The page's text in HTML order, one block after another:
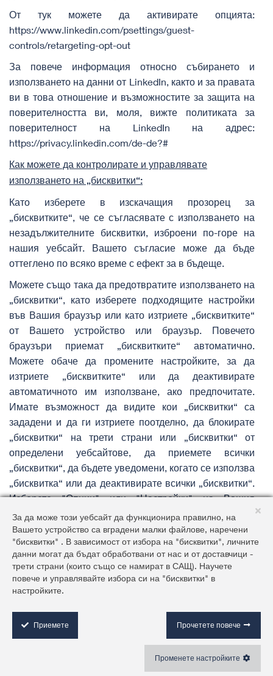
От тук можете да активирате опцията:
https://www.linkedin.com/psettings/guest-
controls/retargeting-opt-out
За повече информация относно събирането и
използването на данни от LinkedIn, както и за правата
ви в това отношение и възможностите за защита на
поверителността ви, моля, вижте политиката за
поверителност на LinkedIn на адрес:
https://privacy.linkedin.com/de-de?#
Как можете да контролирате и управлявате
използването на „бисквитки“:
Като изберете в изскачащия прозорец за
„бисквитките“, че се съгласявате с използването на
незадължителните бисквитки, изброени по-горе на
нашия уебсайт. Вашето съгласие може да бъде
оттеглено по всяко време с ефект за в бъдеще.
Можете също така да предотвратите използването на
„бисквитки“, като изберете подходящите настройки
във Вашия браузър или като изтриете „бисквитките“
от Вашето устройство или браузър. Повечето
браузъри приемат „бисквитките“ автоматично.
Можете обаче да промените настройките, за да
изтриете „бисквитките“ или да деактивирате
автоматичното им използване, ако предпочитате.
Имате възможност да видите кои „бисквитки“ са
зададени и да ги изтриете поотделно, да блокирате
„бисквитки“ на трети страни или „бисквитки“ от
определени уебсайтове, да приемете всички
„бисквитки“, да бъдете уведомени, когато се използва
„бисквитка“ или да деактивирате всички „бисквитки“.
Изберете "Опции" или "Настройки" на Вашия
браузър, за да промените предпочитанията си и
използвайте следните връзки за допълнителна
информация, специфична за браузъра:
Настройки на „бисквитките“ в Internet Explorer:
https://support.microsoft.com/en-
us/help/17442/windows-internet-explorer-delete-
manage-cookies
Настройки на „бисквитките“ в Firefox:
https://support.mozilla.org/en-US/kb/cookies-
information-websites-store-on-your-computer?
o
o
k
i
e
За да може този уебсайт да функционира правилно, на
Вашето устройство са вградени малки файлове, наречени
"бисквитки" . В зависимост от избора на "бисквитки", личните
данни могат да бъдат обработвани от нас и от доставчици -
трети страни (които също се намират в САЩ). Научете
повече и управлявайте избора си на "бисквитки" в
настройките.
Приемете Прочетете повече
Променете настройките